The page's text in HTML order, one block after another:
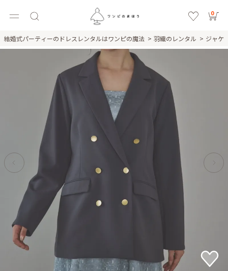
0
結婚式パーティーのドレスレンタルはワンピの魔法 羽織のレンタル ジャケ